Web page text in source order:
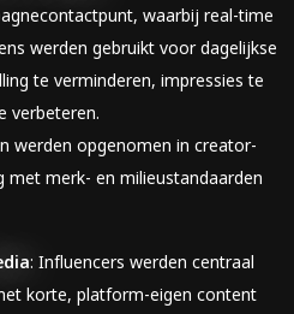
waarbij real-time
werden gebruikt voor dagelijkse
te verminderen, impressies te
verbeteren.
werden opgenomen in creator-
merk- en milieustandaarden
: Influencers werden centraal
korte, platform-eigen content